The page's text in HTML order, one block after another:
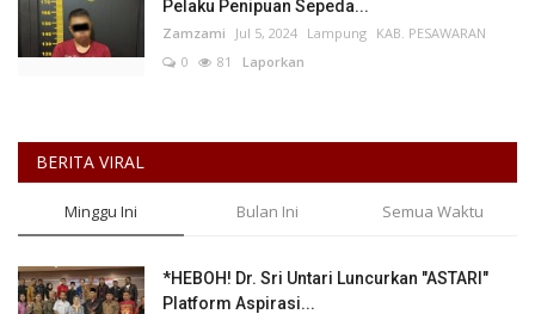
Pelaku Penipuan Sepeda...
Zamzami Jul 5, 2024 Lampung KAB. PESAWARAN
0
81 Laporkan
BERITA VIRAL
Minggu Ini Bulan Ini Semua Waktu
*HEBOH! Dr. Sri Untari Luncurkan "ASTARI"
Platform Aspirasi...